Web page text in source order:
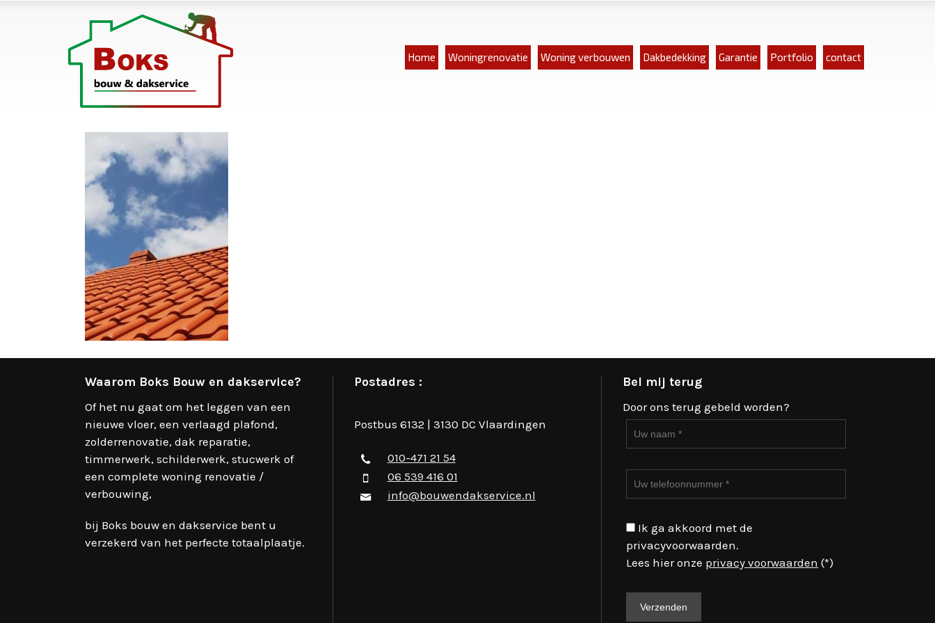
Home Woningrenovatie Woning verbouwen Dakbedekking Garantie Portfolio contact
Waarom Boks Bouw en dakservice?
Of het nu gaat om het leggen van een
nieuwe vloer, een verlaagd plafond,
zolderrenovatie, dak reparatie,
timmerwerk, schilderwerk, stucwerk of
een complete woning renovatie /
verbouwing,
bij Boks bouw en dakservice bent u
verzekerd van het perfecte totaalplaatje.
Postadres :
Postbus 6132 | 3130 DC Vlaardingen
010-471 21 54
06 539 416 01
info@bouwendakservice.nl
Bel mij terug
Door ons terug gebeld worden?
Ik ga akkoord met de
privacyvoorwaarden.
Lees hier onze privacy voorwaarden (*)